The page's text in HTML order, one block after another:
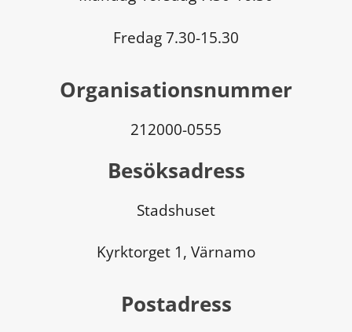
Fredag 7.30-15.30
Organisationsnummer
212000-0555
Besöksadress
Stadshuset
Kyrktorget 1, Värnamo
Postadress